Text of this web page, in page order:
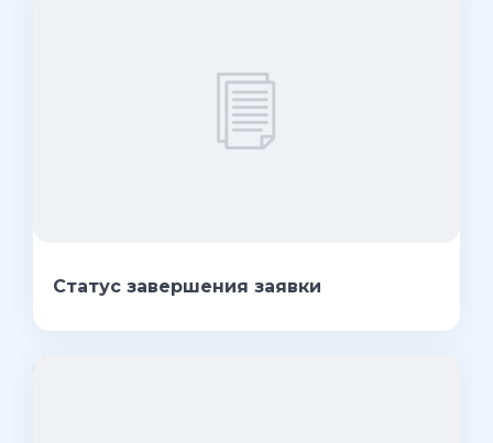
Статус завершения заявки